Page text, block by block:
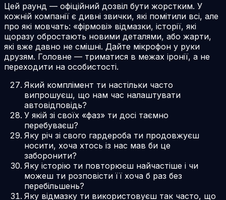
Цей раунд — офіційний дозвіл бути жорстким. У
кожній компанії є дивні звички, які помітили всі, але
про які мовчать: «фірмові» відмазки, історії, які
щоразу обростають новими деталями, або жарти,
які вже давно не смішні. Дайте мікрофон у руки
друзям. Головне — триматися в межах іронії, а не
переходити на особистості.
Який комплімент ти настільки часто
випрошуєш, що нам час налаштувати
автовідповідь?
У якій зі своїх «фаз» ти досі таємно
перебуваєш?
Яку річ зі свого гардероба ти продовжуєш
носити, хоча хтось із нас мав би це
заборонити?
Яку історію ти повторюєш найчастіше і чи
можеш ти розповісти її хоча б раз без
перебільшень?
Яку відмазку ти використовуєш так часто, що